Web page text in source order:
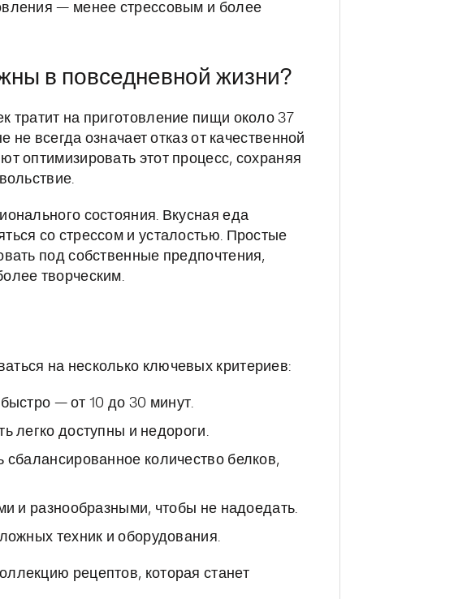
— менее стрессовым и более
в повседневной жизни?
тратит на приготовление пищи около 37
всегда означает отказ от качественной
оптимизировать этот процесс, сохраняя
состояния. Вкусная еда
со стрессом и усталостью. Простые
под собственные предпочтения,
творческим.
на несколько ключевых критериев:
— от 10 до 30 минут.
легко доступны и недороги.
количество белков,
и разнообразными, чтобы не надоедать.
техник и оборудования.
рецептов, которая станет